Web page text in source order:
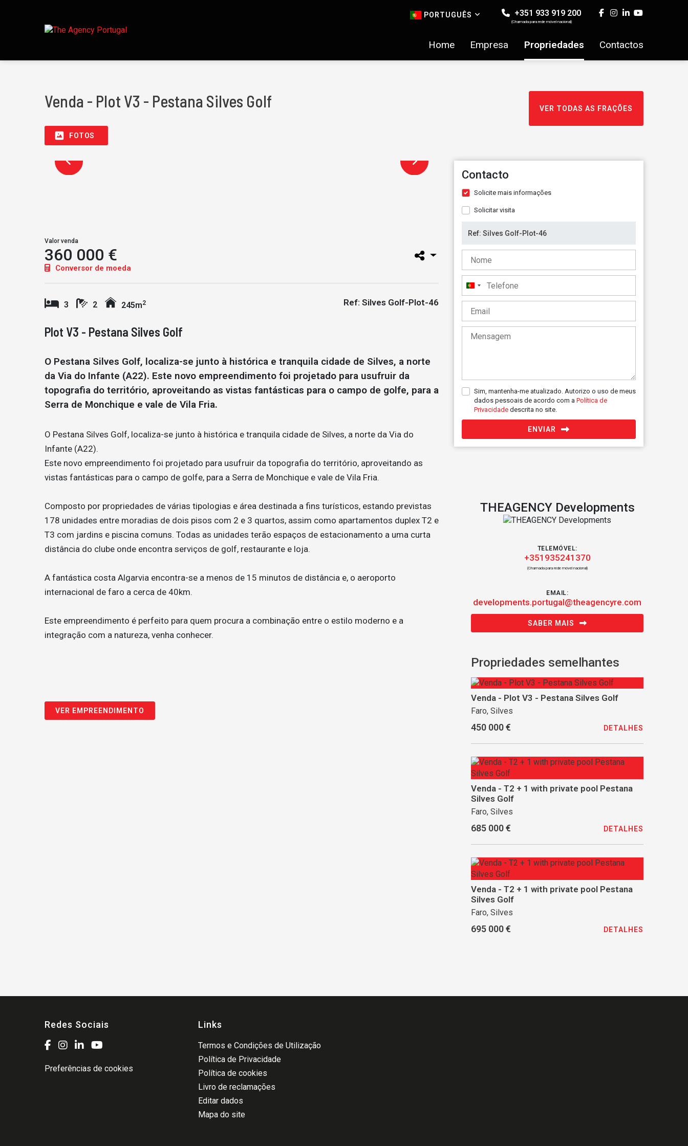
PORTUGUÊS +351 933 919 200
(Chamada para rede móvel nacional)
Home Empresa Propriedades Contactos
Venda - Plot V3 - Pestana Silves Golf VER TODAS AS FRAÇÕES
FOTOS
Valor venda
360 000 €
Conversor de moeda
3 2 245m2 Ref: Silves Golf-Plot-46
Plot V3 - Pestana Silves Golf
O Pestana Silves Golf, localiza-se junto à histórica e tranquila cidade de Silves, a norte
da Via do Infante (A22). Este novo empreendimento foi projetado para usufruir da
topografia do território, aproveitando as vistas fantásticas para o campo de golfe, para a
Serra de Monchique e vale de Vila Fria.
O Pestana Silves Golf, localiza-se junto à histórica e tranquila cidade de Silves, a norte da Via do
Infante (A22).
Este novo empreendimento foi projetado para usufruir da topografia do território, aproveitando as
vistas fantásticas para o campo de golfe, para a Serra de Monchique e vale de Vila Fria.
Composto por propriedades de várias tipologias e área destinada a fins turísticos, estando previstas
178 unidades entre moradias de dois pisos com 2 e 3 quartos, assim como apartamentos duplex T2 e
T3 com jardins e piscina comuns. Todas as unidades terão espaços de estacionamento a uma curta
distância do clube onde encontra serviços de golf, restaurante e loja.
A fantástica costa Algarvia encontra-se a menos de 15 minutos de distância e, o aeroporto
internacional de faro a cerca de 40km.
Este empreendimento é perfeito para quem procura a combinação entre o estilo moderno e a
integração com a natureza, venha conhecer.
VER EMPREENDIMENTO
Contacto
Solicite mais informações
Solicitar visita
Portugal
+351
Sim, mantenha-me atualizado. Autorizo o uso de meus
dados pessoais de acordo com a Política de
Privacidade descrita no site.
ENVIAR
THEAGENCY Developments
TELEMÓVEL:
+351935241370
(Chamada para rede móvel nacional)
EMAIL:
developments.portugal@theagencyre.com
SABER MAIS
Propriedades semelhantes
Venda - Plot V3 - Pestana Silves Golf
Faro, Silves
450 000 € DETALHES
Venda - T2 + 1 with private pool Pestana
Silves Golf
Faro, Silves
685 000 € DETALHES
Venda - T2 + 1 with private pool Pestana
Silves Golf
Faro, Silves
695 000 € DETALHES
Redes Sociais
Preferências de cookies
Links
Termos e Condições de Utilização
Política de Privacidade
Política de cookies
Livro de reclamações
Editar dados
Mapa do site